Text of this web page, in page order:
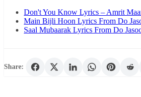
Don't You Know Lyrics – Amrit
Main Bijli Hoon Lyrics From Do
Saal Mubaarak Lyrics From Do
Share: